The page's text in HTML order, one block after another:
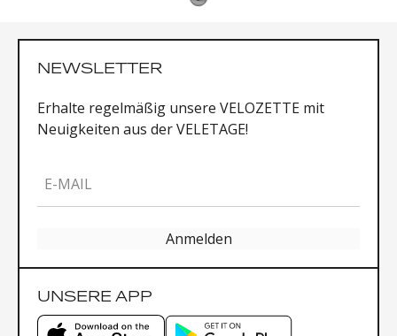
NEWSLETTER
Erhalte regelmäßig unsere VELOZETTE mit
Neuigkeiten aus der VELETAGE!
E-MAIL
Anmelden
UNSERE APP